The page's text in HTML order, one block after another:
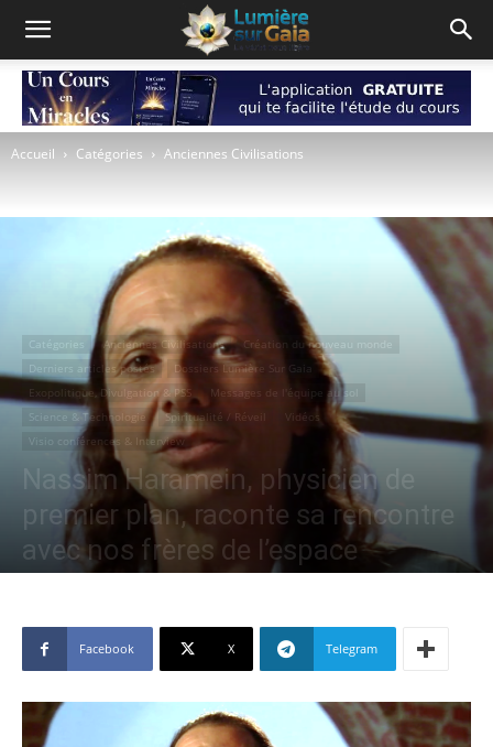
Accueil Catégories Anciennes Civilisations
Catégories Anciennes Civilisations
Création du nouveau monde
Derniers articles postés
Dossiers Lumière Sur Gaia
Exopolitique, Divulgation & PSS
Messages de l'équipe au sol
Science & Technologie
Spiritualité / Réveil
Vidéos
Visio conférences & Interview
Nassim Haramein, physicien de
premier plan, raconte sa rencontre
avec nos frères de l’espace
Facebook X Telegram